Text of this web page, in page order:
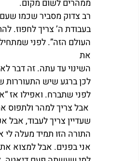
ממהרים לשום מקום.
רב צדוק מסביר שכמו
בעבודת ה’ צריך לחפוז.
העולם הזה”. לפני
את
השינוי עד עתה. זה דבר
לכן ברגע שיש התעוררות
לפני שתברח. ואפילו אז
אבל צריך למהר ולתפוס
שעדיין צריך לעבוד, אבל
התורה הזו תמיד מעלה
אני בפנים. אבל למצוא